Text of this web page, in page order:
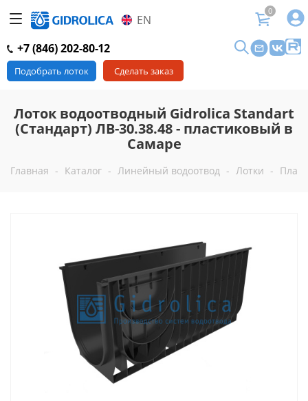
EN
0
+7 (846) 202-80-12
Подобрать лоток Сделать заказ
Лоток водоотводный Gidrolica Standart
(Стандарт) ЛВ-30.38.48 - пластиковый в
Самаре
Главная - Каталог - Линейный водоотвод - Лотки -